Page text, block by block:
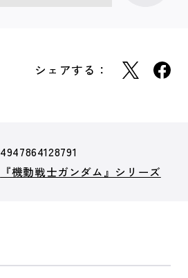
シェアする：
4947864128791
『機動戦士ガンダム』シリーズ